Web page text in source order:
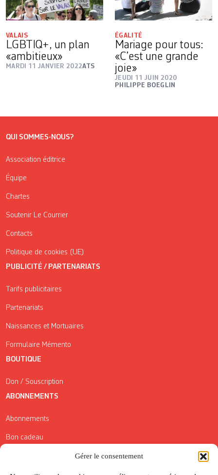
Gérer le consentement
VALAIS
LGBTIQ+, un plan
«ambitieux»
MARDI 11 JANVIER 2022ATS
ÉGALITÉ
Mariage pour tous:
«C’est une grande
joie»
JEUDI 11 JUIN 2020
PHILIPPE BOEGLIN
QUI SOMMES-NOUS?
Association éditrice
Équipe
Chartes
Soutenir Le Courrier
Contacts
Politique de cookies (UE)
PUBLICITÉ / PARTENARIATS
Tarifs publicitaires
Partenariats
Naissances et Mortuaires
Formulaire Mémento
BOUTIQUE
Don / Souscription
ABONNEMENTS
Abonnements
Bon cadeau
Conditions générales de vente